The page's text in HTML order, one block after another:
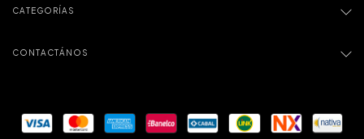
CATEGORÍAS
CONTACTÁNOS